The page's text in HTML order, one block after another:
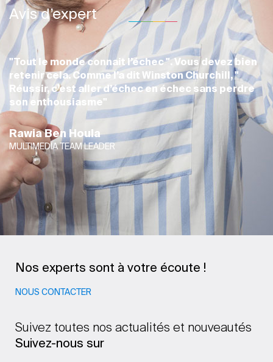
Avis d’expert
"Tout le monde connait l’échec ". Vous devez bien
retenir cela. Comme l’a dit Winston Churchill, "
Réussir, c’est aller d’échec en échec sans perdre
son enthousiasme"
Rawia Ben Houla
MULTIMEDIA TEAM LEADER
Nos experts sont à votre écoute !
NOUS CONTACTER
Suivez toutes nos actualités et nouveautés
Suivez-nous sur